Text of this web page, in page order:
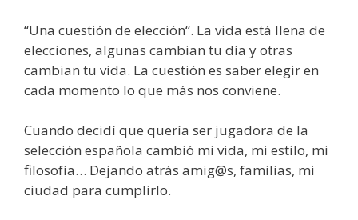
“Una cuestión de elección“. La vida está llena de
elecciones, algunas cambian tu día y otras
cambian tu vida. La cuestión es saber elegir en
cada momento lo que más nos conviene.
Cuando decidí que quería ser jugadora de la
selección española cambió mi vida, mi estilo, mi
filosofía… Dejando atrás amig@s, familias, mi
ciudad para cumplirlo.